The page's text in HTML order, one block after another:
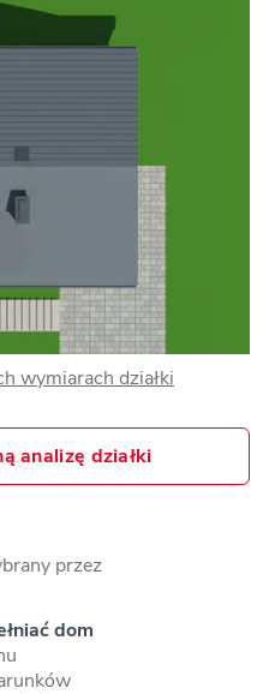
wymiarach działki
analizę działki
przez
dom